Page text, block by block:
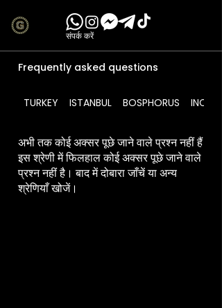
संपर्क करें
Frequently asked questions
TURKEY ISTANBUL BOSPHORUS
अभी तक कोई अक्सर पूछे जाने वाले प्रश्न नहीं हैं
इस श्रेणी में फिलहाल कोई अक्सर पूछे जाने वाले
प्रश्न नहीं है। बाद में दोबारा जाँचें या अन्य
श्रेणियाँ खोजें।